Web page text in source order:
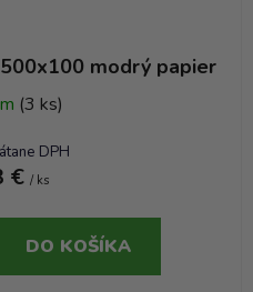
modrý papier
(3 ks)
DPH
€ / ks
DO KOŠÍKA